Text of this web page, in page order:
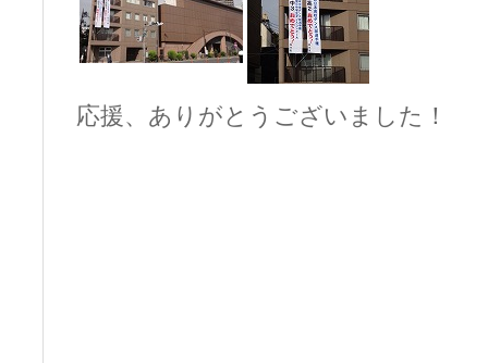
応援、ありがとうございました！